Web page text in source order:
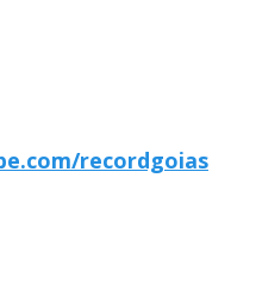
recordgoias